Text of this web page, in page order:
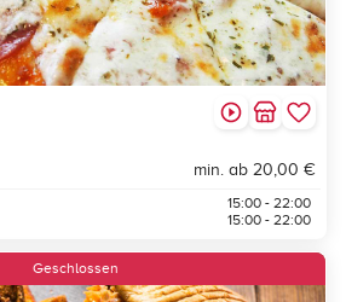
min. ab 20,00 €
15:00 - 22:00
15:00 - 22:00
Geschlossen